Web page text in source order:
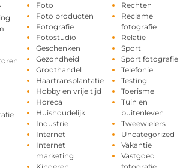
Foto
Foto producten
Fotografie
Fotostudio
Geschenken
Gezondheid
Groothandel
Haartransplantatie
Hobby en vrije tijd
Horeca
Huishoudelijk
Industrie
Internet
Internet
marketing
Rechten
Reclame
fotografie
Relatie
Sport
Sport fotografie
Telefonie
Testing
Toerisme
Tuin en
buitenleven
Tweewielers
Uncategorized
Vakantie
Vastgoed